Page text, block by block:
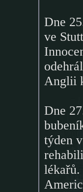
Dne
ve
Anglii
Dne
týden